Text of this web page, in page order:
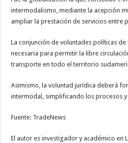
intermodalismo, mediante la acepción
ampliar la prestación de servicios entre
La conjunción de voluntades políticas
necesaria para permitir la libre
transporte en todo el territorio
Asimismo, la voluntad jurídica deberá
intermodal, simplificando los procesos
Fuente: TradeNews
El autor es investigador y académico en